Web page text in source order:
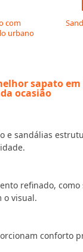
com
urbano
sapato
ocasião
e sandálias
refinado,
o visual.
conforto